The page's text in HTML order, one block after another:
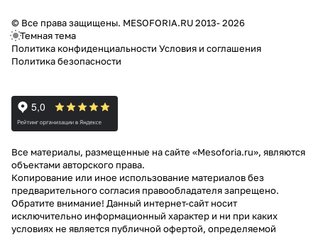
© Все права защищены. MESOFORIA.RU 2013- 2026
Темная тема
Политика конфиденциальности Условия и соглашения
Политика безопасности
Все материалы, размещенные на сайте «Mesoforia.ru», являются
объектами авторского права.
Копирование или иное использование материалов без
предварительного согласия правообладателя запрещено.
Обратите внимание! Данный интернет-сайт носит
исключительно информационный характер и ни при каких
условиях не является публичной офертой, определяемой